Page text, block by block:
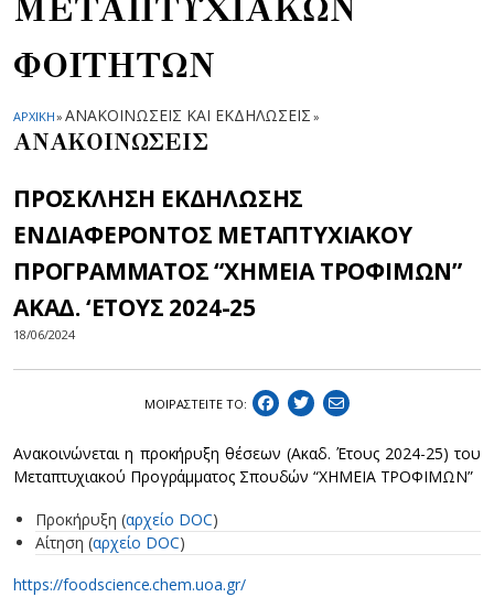
ΜΕΤΑΠΤΥΧΙΑΚΩΝ
ΦΟΙΤΗΤΩΝ
ΑΡΧΙΚΗ» ΑΝΑΚΟΙΝΩΣΕΙΣ ΚΑΙ ΕΚΔΗΛΩΣΕΙΣ »
ΑΝΑΚΟΙΝΩΣΕΙΣ
ΠΡΟΣΚΛΗΣΗ ΕΚΔΗΛΩΣΗΣ
ΕΝΔΙΑΦΕΡΟΝΤΟΣ ΜΕΤΑΠΤΥΧΙΑΚΟΥ
ΠΡΟΓΡΑΜΜΑΤΟΣ “ΧΗΜΕΙΑ ΤΡΟΦΙΜΩΝ”
ΑΚΑΔ. ‘ΕΤΟΥΣ 2024-25
18/06/2024
ΜΟΙΡΑΣΤEIΤΕ ΤΟ:
Ανακοινώνεται η προκήρυξη θέσεων (Ακαδ. Έτους 2024-25) του
Μεταπτυχιακού Προγράμματος Σπουδών “ΧΗΜΕΙΑ ΤΡΟΦΙΜΩΝ”
Προκήρυξη (αρχείο DOC)
Αίτηση (αρχείο DOC)
https://foodscience.chem.uoa.gr/